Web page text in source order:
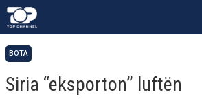
BOTA
Siria “eksporton” luftën